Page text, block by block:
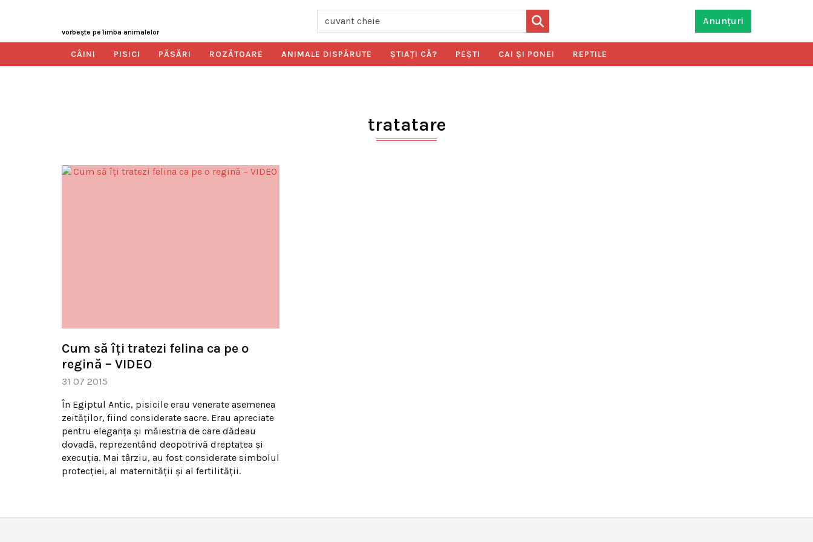
vorbeşte pe limba animalelor
Anunțuri
CÂINI PISICI PĂSĂRI ROZĂTOARE ANIMALE DISPĂRUTE ŞTIAŢI CĂ? PEŞTI CAI ŞI PONEI REPTILE
tratatare
Cum să îți tratezi felina ca pe o
regină – VIDEO
31 07 2015
În Egiptul Antic, pisicile erau venerate asemenea
zeităților, fiind considerate sacre. Erau apreciate
pentru eleganța și măiestria de care dădeau
dovadă, reprezentând deopotrivă dreptatea și
execuția. Mai târziu, au fost considerate simbolul
protecției, al maternității și al fertilității.